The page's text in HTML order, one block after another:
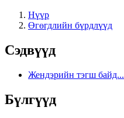
Нүүр
Өгөгдлийн бүрдлүүд
Сэдвүүд
Жендэрийн тэгш байд...
Бүлгүүд